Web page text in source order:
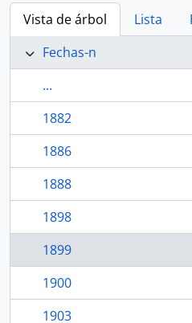
Vista de árbol Lista
Fechas-n
...
1882
1886
1888
1898
1899
1900
1903